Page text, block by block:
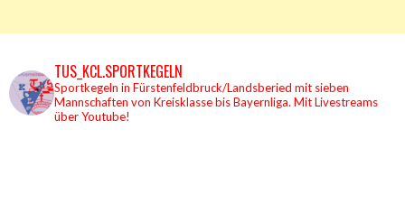
TUS_KCL.SPORTKEGELN
Sportkegeln in Fürstenfeldbruck/Landsberied mit sieben
Mannschaften von Kreisklasse bis Bayernliga. Mit Livestreams
über Youtube!